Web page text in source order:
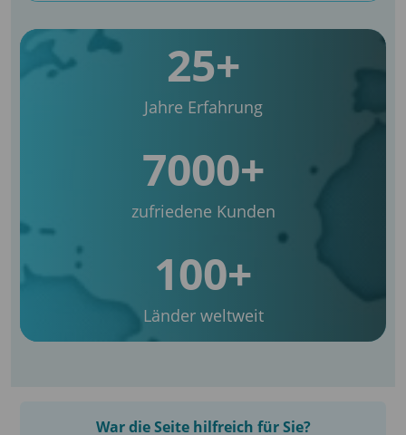
25+
Jahre Erfahrung
7000+
zufriedene Kunden
100+
Länder weltweit
War die Seite hilfreich für Sie?